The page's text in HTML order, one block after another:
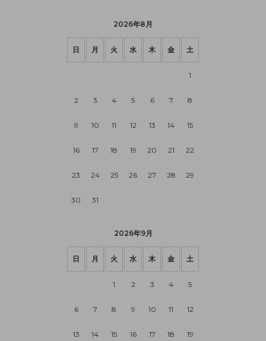
2026年8月
日 月 火 水 木 金 土
1
2 3 4 5 6 7 8
9 10 11 12 13 14 15
16 17 18 19 20 21 22
23 24 25 26 27 28 29
30 31
2026年9月
日 月 火 水 木 金 土
1 2 3 4 5
6 7 8 9 10 11 12
13 14 15 16 17 18 19